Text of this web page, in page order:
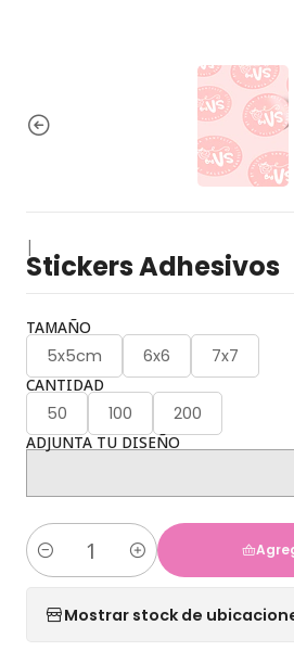
|
Stickers Adhesivos
TAMAÑO
5x5cm 6x6 7x7
CANTIDAD
50 100 200
ADJUNTA TU DISEÑO
Cantidad
Mostrar stock de